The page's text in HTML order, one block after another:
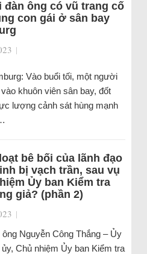
đàn ông có vũ trang cố
con gái ở sân bay
|
Vào buổi tối, một người
khuôn viên sân bay, đốt
lượng cảnh sát hùng mạnh
bê bối của lãnh đạo
bị vạch trần, sau vụ
Ủy ban Kiểm tra
giả? (phần 2)
|
Nguyễn Công Thắng – Ủy
Chủ nhiệm Ủy ban Kiểm tra